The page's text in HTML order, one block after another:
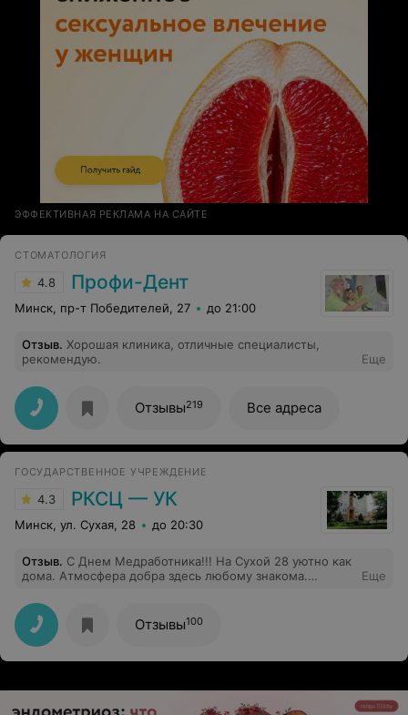
ЭФФЕКТИВНАЯ РЕКЛАМА НА САЙТЕ
СТОМАТОЛОГИЯ
4.8 Профи-Дент
Минск, пр-т Победителей, 27 до 21:00
Отзыв. Хорошая клиника, отличные специалисты,
рекомендую.
Еще
Отзывы219 Все адреса
ГОСУДАРСТВЕННОЕ УЧРЕЖДЕНИЕ
4.3 РКСЦ — УК
Минск, ул. Сухая, 28 до 20:30
Отзыв. С Днем Медработника!!! На Сухой 28 уютно как
дома. Атмосфера добра здесь любому знакома.
далеко -далеко. Яков Иванович мудрый наставник. В
мире улыбок он главный посланник. Резо ортодонт
наш. Врачи --- мастера. Работают слаженно, с
чувством добра.Здесь профиль высокий и чуткий
подход. За новой улыбкой к вам каждый идёт!
Еще
Отзывы100